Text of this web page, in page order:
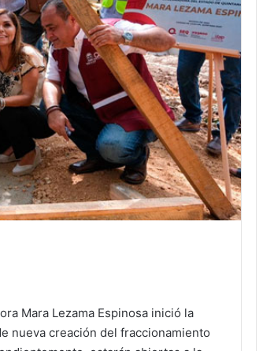
Mara Lezama Espinosa inició la
nueva creación del fraccionamiento